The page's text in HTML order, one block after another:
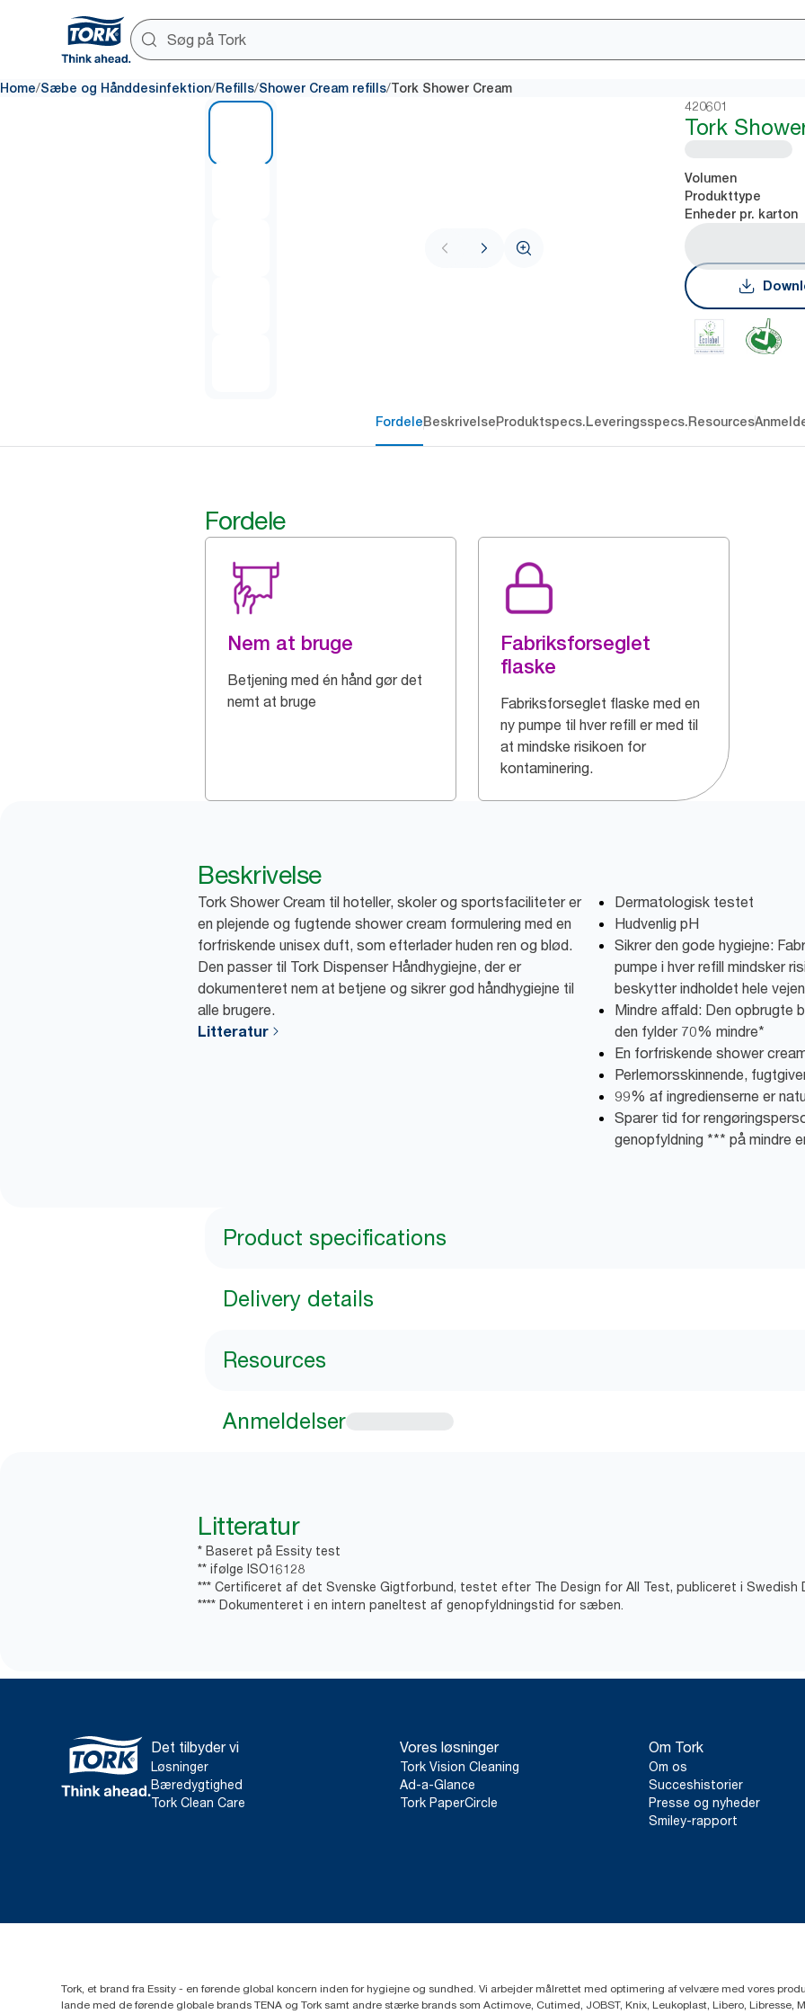
Home/Sæbe og Hånddesinfektion/Refills/Shower Cream refills/Tork Shower Cream
420601
Tork
Volumen
Produkttype
Enheder pr. karton
FordeleBeskrivelseProduktspecs.Leveringsspecs.Resources
Fordele
Nem at bruge
Betjening med én hånd gør det
nemt at bruge
Fabriksforseglet
flaske
Fabriksforseglet flaske med en
ny pumpe til hver refill er med til
at mindske risikoen for
kontaminering.
Beskrivelse
Tork Shower Cream til hoteller, skoler og sportsfaciliteter er
en plejende og fugtende shower cream formulering med en
forfriskende unisex duft, som efterlader huden ren og blød.
Den passer til Tork Dispenser Håndhygiejne, der er
dokumenteret nem at betjene og sikrer god håndhygiejne til
alle brugere.
Litteratur
Dermatologisk testet
Hudvenlig pH
Sikrer den gode hygiejne:
pumpe i hver refill mindsker
beskytter indholdet hele
Mindre affald: Den opbrugte
den fylder 70% mindre*
En forfriskende shower
Perlemorsskinnende,
99% af ingredienserne er
Sparer tid for
genopfyldning *** på mindre
Product specifications
Delivery details
Resources
Anmeldelser
Litteratur
* Baseret på Essity test
** ifølge ISO16128
*** Certificeret af det Svenske Gigtforbund, testet efter The Design for All Test, publiceret i Swedish
**** Dokumenteret i en intern paneltest af genopfyldningstid for sæben.
Det tilbyder vi
Løsninger
Bæredygtighed
Tork Clean Care
Vores løsninger
Tork Vision Cleaning
Ad-a-Glance
Tork PaperCircle
Om Tork
Om os
Succeshistorier
Presse og nyheder
Smiley-rapport
Tork, et brand fra Essity - en førende global koncern inden for hygiejne og sundhed. Vi arbejder målrettet med optimering af velvære med vores
lande med de førende globale brands TENA og Tork samt andre stærke brands som Actimove, Cutimed, JOBST, Knix, Leukoplast, Libero, Libresse,